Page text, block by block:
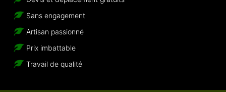
Sans engagement
Artisan passionné
Prix imbattable
Travail de qualité